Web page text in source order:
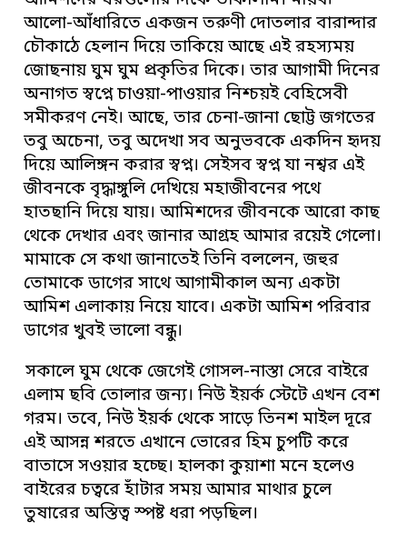
আলো-আঁধারিতে একজন তরুণী দোতলার বারান্দার
চৌকাঠে হেলান দিয়ে তাকিয়ে আছে এই রহস্যময়
জোছনায় ঘুম ঘুম প্রকৃতির দিকে। তার আগামী দিনের
অনাগত স্বপ্নে চাওয়া-পাওয়ার নিশ্চয়ই বেহিসেবী
সমীকরণ নেই। আছে, তার চেনা-জানা ছোট্ট জগতের
তবু অচেনা, তবু অদেখা সব অনুভবকে একদিন হৃদয়
দিয়ে আলিঙ্গন করার স্বপ্ন। সেইসব স্বপ্ন যা নশ্বর এই
জীবনকে বৃদ্ধাঙ্গুলি দেখিয়ে মহাজীবনের পথে
হাতছানি দিয়ে যায়। আমিশদের জীবনকে আরো কাছ
থেকে দেখার এবং জানার আগ্রহ আমার রয়েই গেলো।
মামাকে সে কথা জানাতেই তিনি বললেন, জহুর
তোমাকে ডাগের সাথে আগামীকাল অন্য একটা
আমিশ এলাকায় নিয়ে যাবে। একটা আমিশ পরিবার
ডাগের খুবই ভালো বন্ধু।
সকালে ঘুম থেকে জেগেই গোসল-নাস্তা সেরে বাইরে
এলাম ছবি তোলার জন্য। নিউ ইয়র্ক স্টেটে এখন বেশ
গরম। তবে, নিউ ইয়র্ক থেকে সাড়ে তিনশ মাইল দূরে
এই আসন্ন শরতে এখানে ভোরের হিম চুপটি করে
বাতাসে সওয়ার হচ্ছে। হালকা কুয়াশা মনে হলেও
বাইরের চত্বরে হাঁটার সময় আমার মাথার চুলে
তুষারের অস্তিত্ব স্পষ্ট ধরা পড়ছিল।